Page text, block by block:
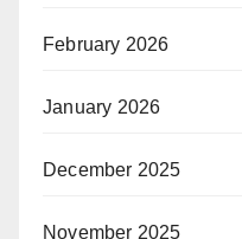
February 2026
January 2026
December 2025
November 2025